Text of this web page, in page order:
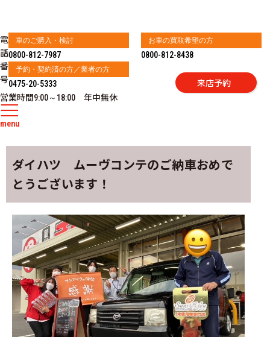
電
話
番
号
車のご購入・検討
0800-812-7987
お車の買取希望の方
0800-812-8438
予約・契約済の方／業者の方
0475-20-5333
営業時間9:00～18:00 年中無休
来店予約
menu
ダイハツ ムーヴコンテのご納車おめで
とうございます！